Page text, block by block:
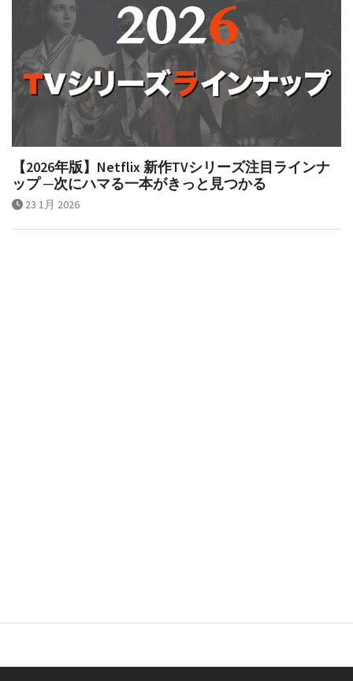
【2026年版】Netflix 新作TVシリーズ注目ラインナ
ップ ─次にハマる一本がきっと見つかる
23 1月 2026